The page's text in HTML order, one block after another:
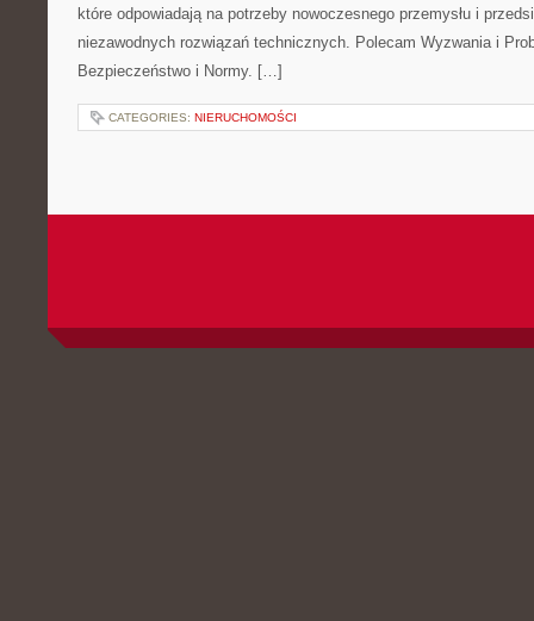
które odpowiadają na potrzeby nowoczesnego przemysłu i
niezawodnych rozwiązań technicznych. Polecam Wyzwania i
Bezpieczeństwo i Normy. […]
CATEGORIES: NIERUCHOMOŚCI